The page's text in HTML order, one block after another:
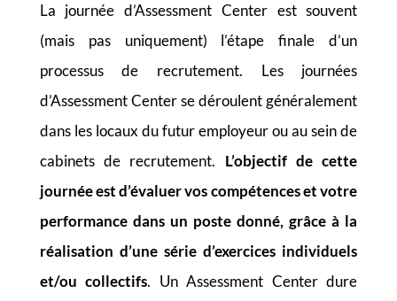
La journée d’Assessment Center est souvent
(mais pas uniquement) l’étape finale d’un
processus de recrutement. Les journées
d’Assessment Center se déroulent généralement
dans les locaux du futur employeur ou au sein de
cabinets de recrutement. L’objectif de cette
journée est d’évaluer vos compétences et votre
performance dans un poste donné, grâce à la
réalisation d’une série d’exercices individuels
et/ou collectifs. Un Assessment Center dure